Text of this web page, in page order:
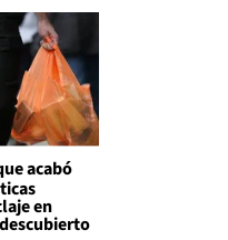
acabó
en